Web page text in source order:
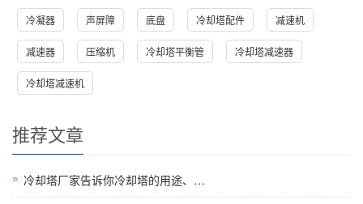
冷凝器 声屏障 底盘 冷却塔配件 减速机
减速器 压缩机 冷却塔平衡管 冷却塔减速器
冷却塔减速机
推荐文章
冷却塔厂家告诉你冷却塔的用途、…